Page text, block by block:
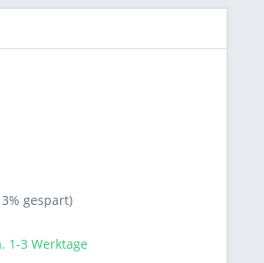
gespart)
1-3 Werktage